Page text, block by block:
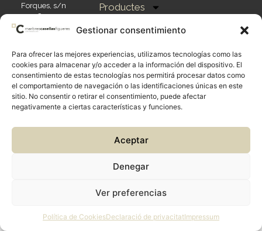
Gestionar consentimiento
Para ofrecer las mejores experiencias, utilizamos tecnologías como las
cookies para almacenar y/o acceder a la información del dispositivo. El
consentimiento de estas tecnologías nos permitirá procesar datos como
el comportamiento de navegación o las identificaciones únicas en este
sitio. No consentir o retirar el consentimiento, puede afectar
negativamente a ciertas características y funciones.
Aceptar
Denegar
Ver preferencias
Política de CookiesDeclaració de privacitatImpressum
Forques, s/n
17600 –
FIGUERES
marbrescasellas@marbrescasellas.cat
Productes
Sobre
Contacte